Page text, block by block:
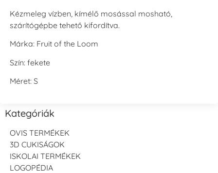
Kézmeleg vízben, kímélő mosással mosható,
szárítógépbe tehető kifordítva.
Márka: Fruit of the Loom
Szín: fekete
Méret: S
Kategóriák
OVIS TERMÉKEK
3D CUKISÁGOK
ISKOLAI TERMÉKEK
LOGOPÉDIA